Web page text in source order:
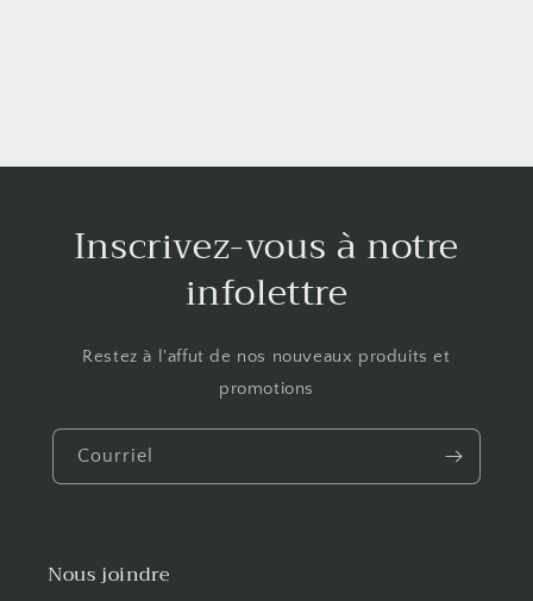
Inscrivez-vous à notre
infolettre
Restez à l'affut de nos nouveaux produits et
promotions
Courriel
Nous joindre